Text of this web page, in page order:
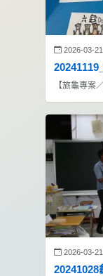
2026-03-21
【旅龜專案
2026-03-21
20241028